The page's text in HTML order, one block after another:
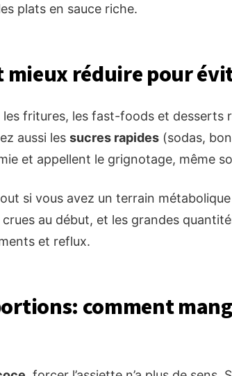
plats en sauce riche.
mieux réduire pour
les fritures, les fast-foods et desserts
aussi les sucres rapides (sodas,
et appellent le grignotage, même
si vous avez un terrain
crues au début, et les grandes
et reflux.
comment